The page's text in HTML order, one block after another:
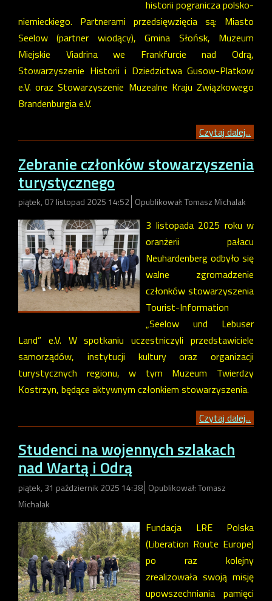
historii pogranicza polsko-
niemieckiego. Partnerami przedsięwzięcia są: Miasto
Seelow (partner wiodący), Gmina Słońsk, Muzeum
Miejskie Viadrina we Frankfurcie nad Odrą,
Stowarzyszenie Historii i Dziedzictwa Gusow-Platkow
e.V. oraz Stowarzyszenie Muzealne Kraju Związkowego
Brandenburgia e.V.
Czytaj dalej...
Zebranie członków stowarzyszenia
turystycznego
piątek, 07 listopad 2025 14:52 Opublikował: Tomasz Michalak
3 listopada 2025 roku w
oranżerii pałacu
Neuhardenberg odbyło się
walne zgromadzenie
członków stowarzyszenia
Tourist-Information
„Seelow und Lebuser
Land” e.V. W spotkaniu uczestniczyli przedstawiciele
samorządów, instytucji kultury oraz organizacji
turystycznych regionu, w tym Muzeum Twierdzy
Kostrzyn, będące aktywnym członkiem stowarzyszenia.
Czytaj dalej...
Studenci na wojennych szlakach
nad Wartą i Odrą
piątek, 31 październik 2025 14:38 Opublikował: Tomasz
Michalak
Fundacja LRE Polska
(Liberation Route Europe)
po raz kolejny
zrealizowała swoją misję
upowszechniania pamięci